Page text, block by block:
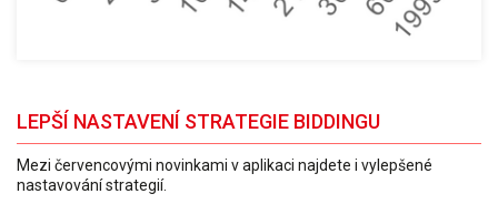
LEPŠÍ NASTAVENÍ STRATEGIE BIDDINGU
Mezi červencovými novinkami v aplikaci najdete i vylepšené
nastavování strategií.